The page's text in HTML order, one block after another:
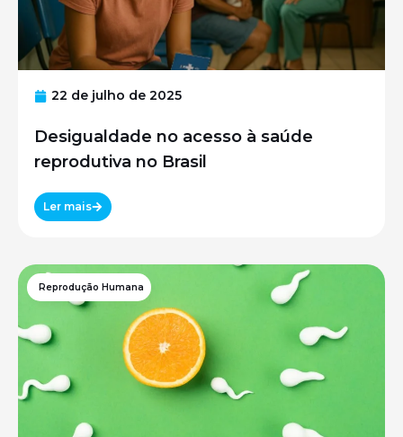
22 de julho de 2025
Desigualdade no acesso à saúde
reprodutiva no Brasil
Ler mais
Reprodução Humana